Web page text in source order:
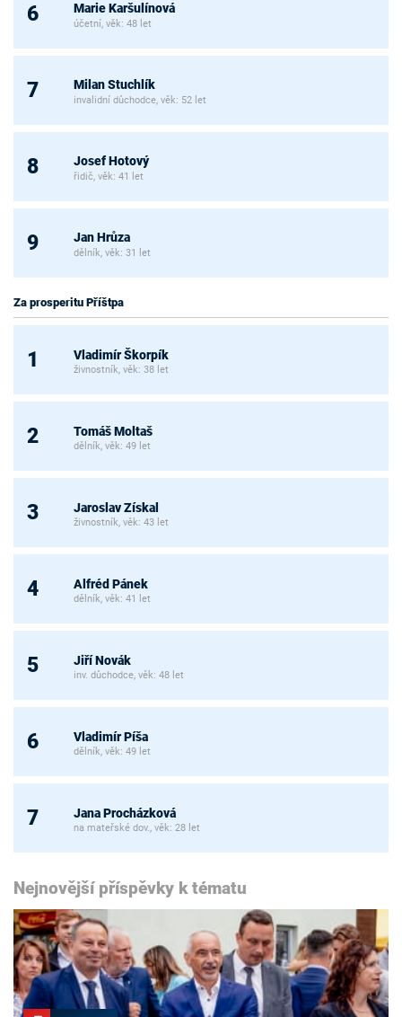
6 Marie Karšulínová
účetní, věk: 48 let
7 Milan Stuchlík
invalidní důchodce, věk: 52 let
8 Josef Hotový
řidič, věk: 41 let
9 Jan Hrůza
dělník, věk: 31 let
Za prosperitu Příštpa
1 Vladimír Škorpík
živnostník, věk: 38 let
2 Tomáš Moltaš
dělník, věk: 49 let
3 Jaroslav Získal
živnostník, věk: 43 let
4 Alfréd Pánek
dělník, věk: 41 let
5 Jiří Novák
inv. důchodce, věk: 48 let
6 Vladimír Píša
dělník, věk: 49 let
7 Jana Procházková
na mateřské dov., věk: 28 let
Nejnovější příspěvky k tématu